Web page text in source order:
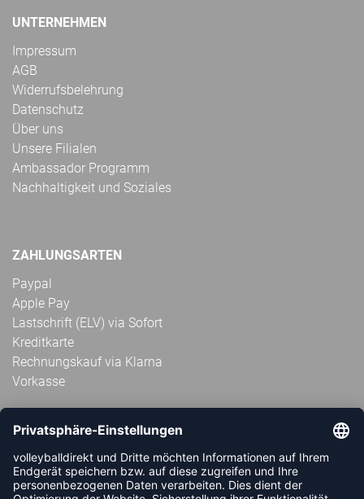
UNTERNEHMEN
Impressum
AGB
Widerrufsbelehrung
Datenschutz
Über uns
Unsere Filialen
Ambassador Programm
Nachhaltigkeit und Soziales
ZAHLUNGSARTEN
Paypal
Apple Pay
Lastschrift (ELV) via Sofort
Kreditkarte
Rechnungskauf via Klarna
Vorkasse
ABONNIERE JETZT DEN KOSTENLOSEN
VOLLEYBALLDIREKT-NEWSLETTER UND VERPASSE KEINE
NEUIGKEIT ODER AKTION MEHR.